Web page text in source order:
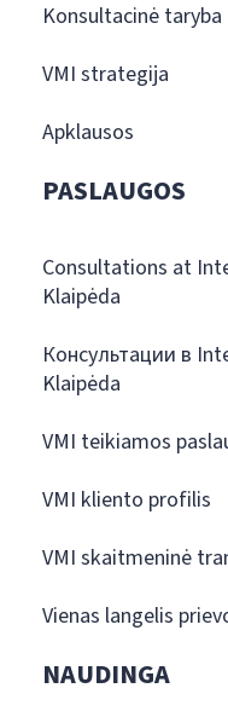
Konsultacinė taryba
VMI strategija
Apklausos
PASLAUGOS
Consultations at
Klaipėda
Консультации в
Klaipėda
VMI teikiamos
VMI kliento profilis
VMI skaitmeninė
Vienas langelis
NAUDINGA